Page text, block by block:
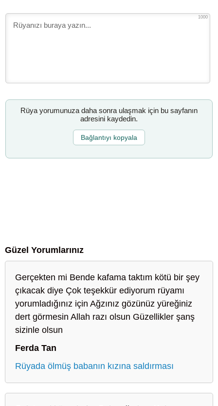
1000
Rüya yorumunuza daha sonra ulaşmak için bu sayfanın
adresini kaydedin.
Bağlantıyı kopyala
Güzel Yorumlarınız
Gerçekten mi Bende kafama taktım kötü bir şey
çıkacak diye Çok teşekkür ediyorum rüyamı
yorumladığınız için Ağzınız gözünüz yüreğiniz
dert görmesin Allah razı olsun Güzellikler şanş
sizinle olsun
Ferda Tan
Rüyada ölmüş babanın kızına saldırması